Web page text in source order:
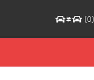
(0)